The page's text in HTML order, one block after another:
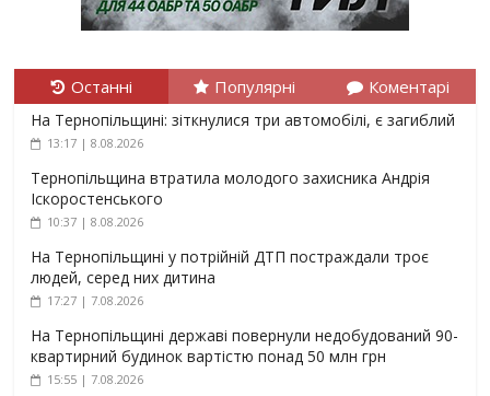
Останні Популярні Коментарі
На Тернопільщині: зіткнулися три автомобілі, є загиблий
13:17 | 8.08.2026
Тернопільщина втратила молодого захисника Андрія
Іскоростенського
10:37 | 8.08.2026
На Тернопільщині у потрійній ДТП постраждали троє
людей, серед них дитина
17:27 | 7.08.2026
На Тернопільщині державі повернули недобудований 90-
квартирний будинок вартістю понад 50 млн грн
15:55 | 7.08.2026